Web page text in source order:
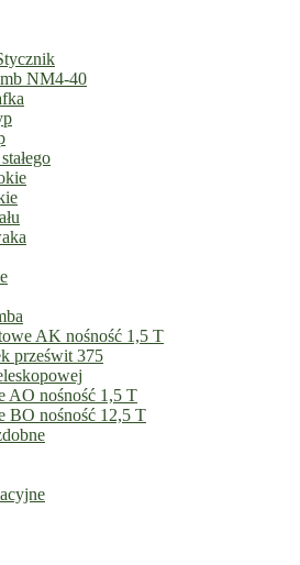
NM4-40
AK nośność 1,5 T
prześwit 375
AO nośność 1,5 T
BO nośność 12,5 T